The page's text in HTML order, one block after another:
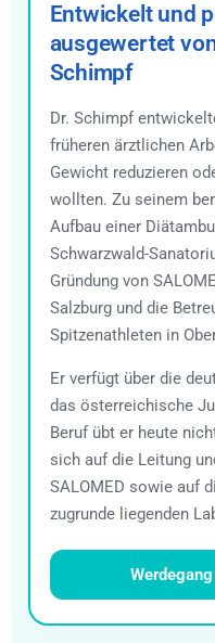
Entwickelt und
ausgewertet
Schimpf
Dr. Schimpf
früheren ärztlichen
Gewicht reduzieren
wollten. Zu seinem
Aufbau einer
Schwarzwald-
Gründung von
Salzburg und die
Spitzenathleten in
Er verfügt über die
das österreichische
Beruf übt er heute
sich auf die Leitung
SALOMED sowie auf
zugrunde liegenden